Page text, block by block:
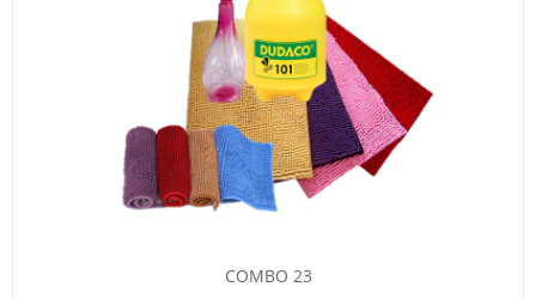
COMBO 23